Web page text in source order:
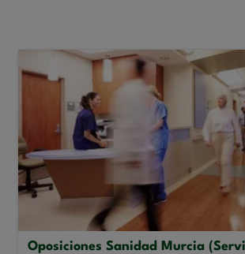
Oposiciones Sanidad Murcia